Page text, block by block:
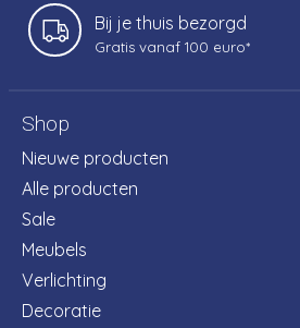
Bij je thuis bezorgd
Gratis vanaf 100 euro*
Shop
Nieuwe producten
Alle producten
Sale
Meubels
Verlichting
Decoratie